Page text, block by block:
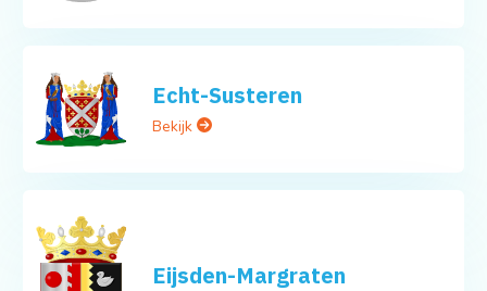
Echt-Susteren
Bekijk
Eijsden-Margraten